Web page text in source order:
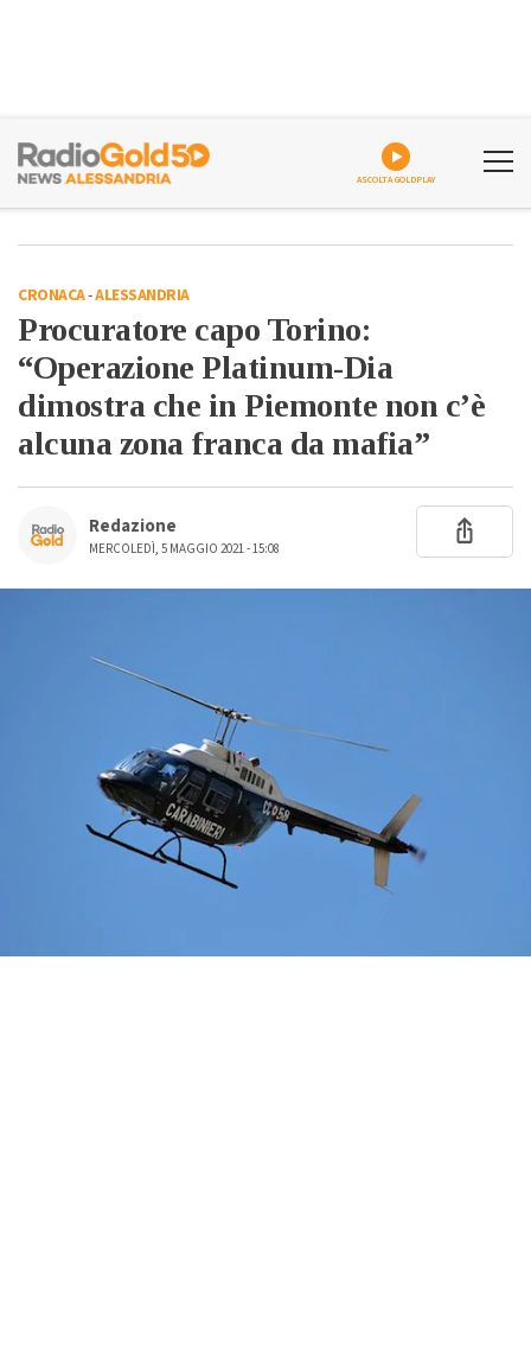
ASCOLTA GOLDPLAY
CRONACA-ALESSANDRIA
Procuratore capo Torino:
“Operazione Platinum-Dia
dimostra che in Piemonte non c’è
alcuna zona franca da mafia”
Redazione
MERCOLEDÌ, 5 MAGGIO 2021 - 15:08